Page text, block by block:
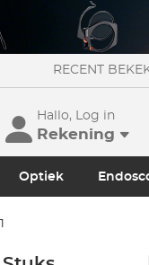
RECENT
Hallo, Log in
Rekening
Optiek